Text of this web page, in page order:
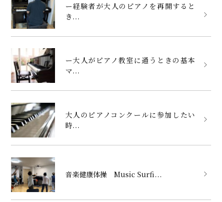
ー経験者が大人のピアノを再開すると
き...
ー大人がピアノ教室に通うときの基本
マ...
大人のピアノコンクールに参加したい
時...
音楽健康体操 Music Surfi...